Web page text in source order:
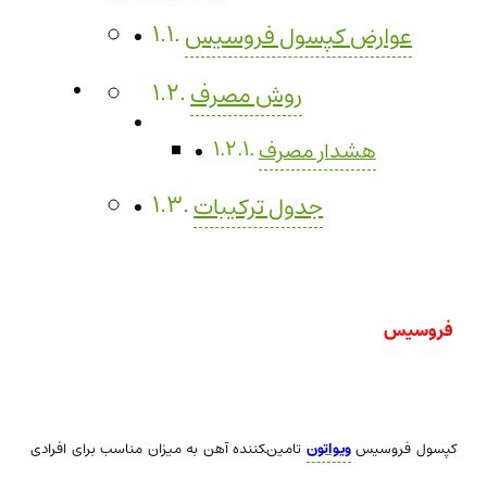
عوارض کپسول فروسیس
روش مصرف
هشدار مصرف
جدول ترکیبات
فروسیس
کپسول فروسیسویواتونتامین‌‍کننده آهن به میزان مناسب برای افرادی